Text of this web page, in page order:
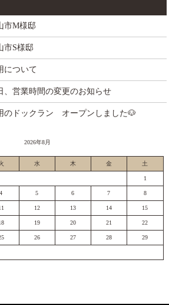
市M様邸
市S様邸
について
、営業時間の変更のお知らせ
のドックラン オープンしました🐶
2026年8月
水 木 金 土
1
4 5 6 7 8
12 13 14 15
19 20 21 22
26 27 28 29